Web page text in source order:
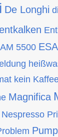
De Longhi
5500
kein
Magnifica
Nespresso